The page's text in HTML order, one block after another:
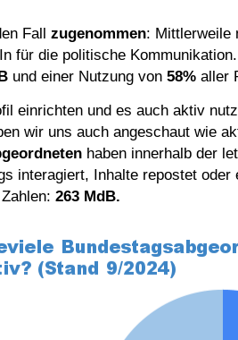
Fall zugenommen: Mittlerweile
für die politische
und einer Nutzung von 58% aller
einrichten und es auch aktiv
wir uns auch angeschaut wie
haben innerhalb der
interagiert, Inhalte repostet
263 MdB.